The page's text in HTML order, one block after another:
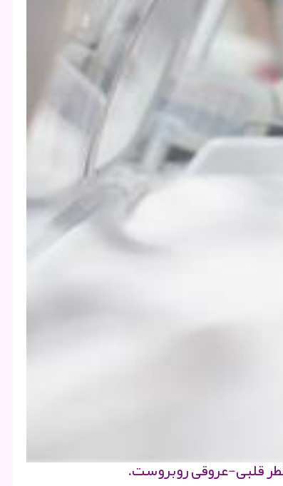
قلبی-عروقی روبروست.